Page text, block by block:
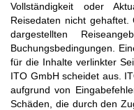
Vollständigkeit oder
Reisedaten nicht
dargestellten
Buchungsbedingungen.
für die Inhalte verlinkter
ITO GmbH scheidet aus.
aufgrund von
Schäden, die durch den